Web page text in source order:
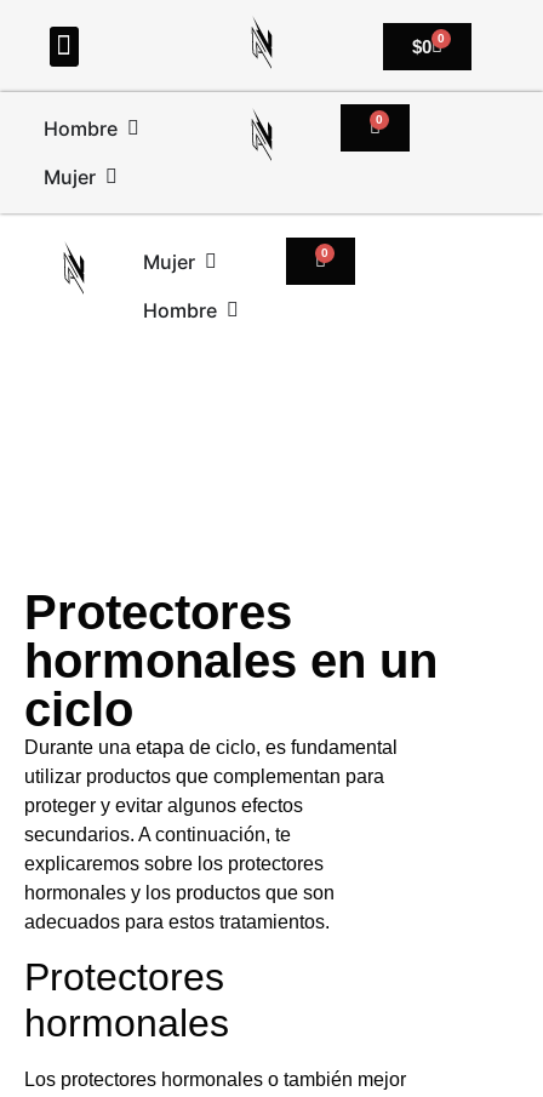
$0 0
Hombre
Mujer
0
Mujer
Hombre
0
Protectores
hormonales en un
ciclo
Durante una etapa de ciclo, es fundamental
utilizar productos que complementan para
proteger y evitar algunos efectos
secundarios. A continuación, te
explicaremos sobre los protectores
hormonales y los productos que son
adecuados para estos tratamientos.
Protectores
hormonales
Los protectores hormonales o también mejor